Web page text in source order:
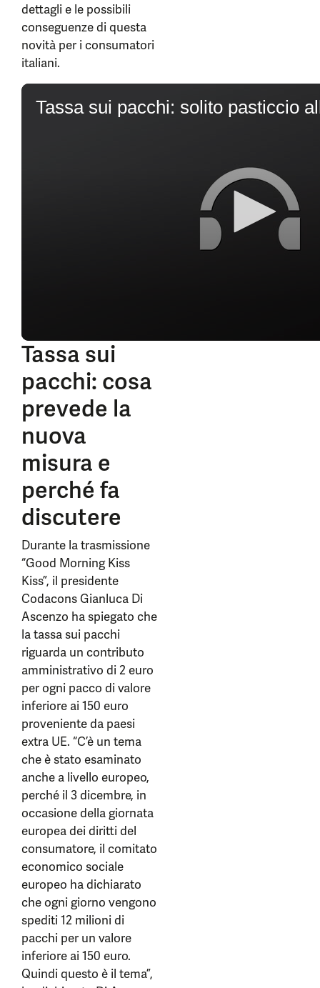
dettagli e le possibili
conseguenze di questa
novità per i consumatori
italiani.
0
seconds
Tassa sui
pacchi: cosa
prevede la
nuova
misura e
perché fa
discutere
Durante la trasmissione
“Good Morning Kiss
Kiss”, il presidente
Codacons Gianluca Di
Ascenzo ha spiegato che
la tassa sui pacchi
riguarda un contributo
amministrativo di 2 euro
per ogni pacco di valore
inferiore ai 150 euro
proveniente da paesi
extra UE. “C’è un tema
che è stato esaminato
anche a livello europeo,
perché il 3 dicembre, in
occasione della giornata
europea dei diritti del
consumatore, il comitato
economico sociale
europeo ha dichiarato
che ogni giorno vengono
spediti 12 milioni di
pacchi per un valore
inferiore ai 150 euro.
Quindi questo è il tema”,